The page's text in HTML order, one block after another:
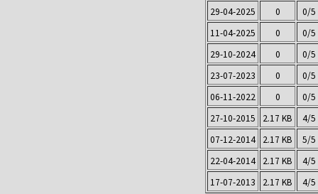
29-04-2025
0
0/5
11-04-2025
0
0/5
29-10-2024
0
0/5
23-07-2023
0
0/5
06-11-2022
0
0/5
27-10-2015
2.17 KB
4/5
07-12-2014
2.17 KB
5/5
22-04-2014
2.17 KB
4/5
17-07-2013
2.17 KB 4/5